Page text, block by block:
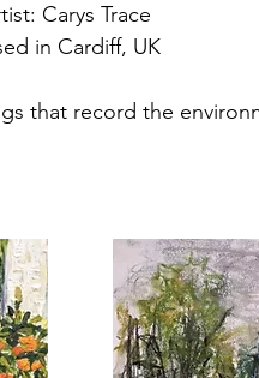
Carys Trace
in Cardiff, UK
that record the